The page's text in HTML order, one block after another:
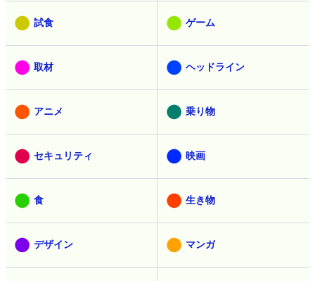
試食 ゲーム
取材 ヘッドライン
アニメ 乗り物
セキュリティ 映画
食 生き物
デザイン マンガ